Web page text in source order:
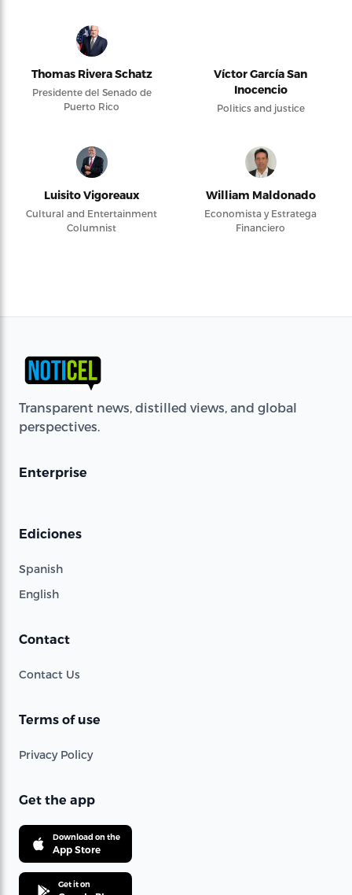
Thomas Rivera Schatz
Presidente del Senado de
Puerto Rico
Víctor García San
Inocencio
Politics and justice
Luisito Vigoreaux
Cultural and Entertainment
Columnist
William Maldonado
Economista y Estratega
Financiero
Transparent news, distilled views, and global
perspectives.
Enterprise
Ediciones
Spanish
English
Contact
Contact Us
Terms of use
Privacy Policy
Get the app
Download on the
App Store
Get it on